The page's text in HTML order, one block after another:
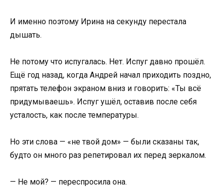
И именно поэтому Ирина на секунду перестала
дышать.
Не потому что испугалась. Нет. Испуг давно прошёл.
Ещё год назад, когда Андрей начал приходить поздно,
прятать телефон экраном вниз и говорить: «Ты всё
придумываешь». Испуг ушёл, оставив после себя
усталость, как после температуры.
Но эти слова — «не твой дом» — были сказаны так,
будто он много раз репетировал их перед зеркалом.
— Не мой? — переспросила она.